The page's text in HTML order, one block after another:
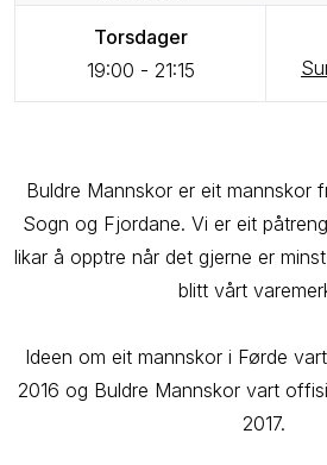
Torsdager
19:00 - 21:15
Buldre Mannskor er eit mannskor
Sogn og Fjordane. Vi er eit
likar å opptre når det gjerne er
blitt vårt
Ideen om eit mannskor i Førde
2016 og Buldre Mannskor vart
2017.